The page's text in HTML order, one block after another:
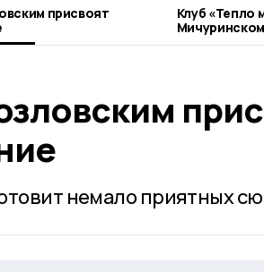
присвоят
Клуб «Тепло
немало приятных